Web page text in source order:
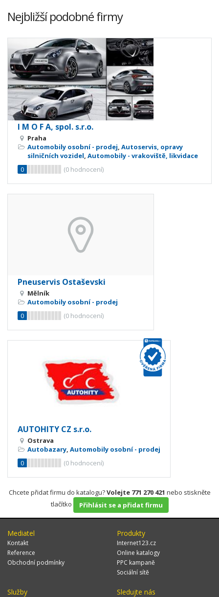
Nejbližší podobné firmy
I M O F A, spol. s.r.o.
Praha
Automobily osobní - prodej, Autoservis, opravy
silničních vozidel, Automobily - vrakoviště, likvidace
0
(0 hodnocení)
Pneuservis Ostaševski
Mělník
Automobily osobní - prodej
0
(0 hodnocení)
AUTOHITY CZ s.r.o.
Ostrava
Autobazary, Automobily osobní - prodej
0
(0 hodnocení)
Chcete přidat firmu do katalogu?Volejte 771 270 421 nebo stiskněte
tlačítko
Přihlásit se a přidat firmu
Mediatel
Kontakt
Reference
Obchodní podmínky
Produkty
Internet123.cz
Online katalogy
PPC kampaně
Sociální sítě
Služby Sledujte nás